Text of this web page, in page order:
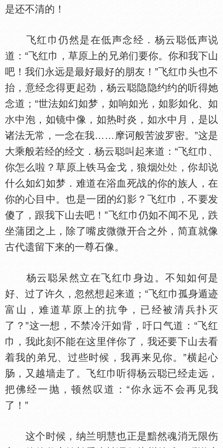
是还不清的！
飞红巾仍然是在低声念经．杨云聪低声说
道：“飞红巾，草原上的兄弟们要你。你和我下山
吧！我们永远是最好最好的朋友！”飞红巾头也不
抬，意经念得更起劲，杨云聪隐隐约约的听得她
念道；“世法如幻如梦，如响如光，如影如化、如
中泡，如镜中像，如热时炎，如
中月，是以
诸法无常，一念在我……摩诃般苦波罗密。”这是
大乘般若经的经文．杨云聪叫起来道：“飞红巾、
你怎么啦？草原上铁马金戈，狼烟
，你却说
什么如幻如梦．难道在浴血死战的你的族人，在
你的心目中。也是一团的幻影？飞红巾，不要发
傻了，跟我下山去吧！”飞红巾仍如不闻不见，跌
坐蒲团之上，除了嘴皮微微开合之外，简直就像
古代遗留下来的一尊石像。
杨云聪呆然立在飞红巾身边。不知如何是
好、过了许久，忽然想起来道；“飞红巾孤身遁迹
富山，难道草原上的抗争，已经被清兵扑灭
了？”这一想，不禁冷汗如背，吁口气道：“飞红
巾，我此刻不能在这里伴你了，我还要下山去看
着我的弟兄、过些时候，我再来见你。”横起心
肠，又越墙走了。飞红巾听得杨云聪已经走远，
把佛经一抛，顿然叹道：“你永远不会再见我
了！”
这个时候，纳兰明慧也正是黯然魂消无限伤